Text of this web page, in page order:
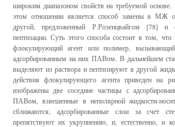
широким диапазоном свойств на требуемой
этом отношении является способ замены в МЖ
другой, предложенный Р.Розенцвайгом [78] и
пептизации. Суть этого способа состоит в том,
флокулирующий агент или полимер,
адсорбированным на них ПАВом. В дальнейшем
выделяют из раствора и пептизируют в другой
действия флокулирующего агента приведен на
изображены две соседние частицы с
ПАВом, взвешенные в неполярной жидкости-
сближаются, адсорбированные слои за счет
препятствуют их укрупнению, и, естественно, и